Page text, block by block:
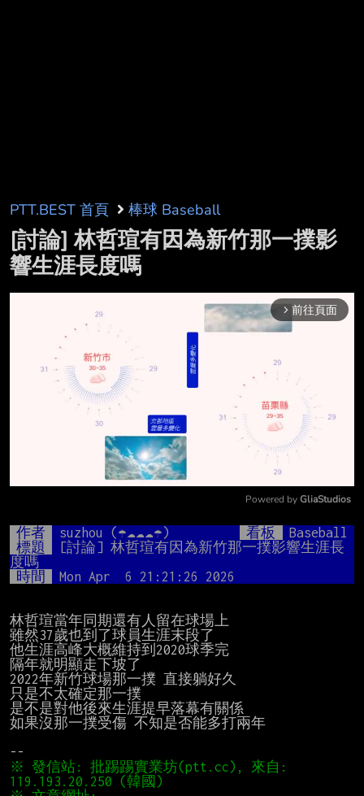
PTT.BEST 首頁 棒球 Baseball
[討論] 林哲瑄有因為新竹那一撲影
響生涯長度嗎
arrow_forward_ios 前往頁面
Mute
Powered by GliaStudios
作者 suzhou (☂☁☁☁☂) 看板
Baseball
標題
[討論] 林哲瑄有因為新竹那一撲影響生涯長
度嗎
時間
Mon Apr  6 21:21:26 2026
林哲瑄當年同期還有人留在球場上
雖然37歲也到了球員生涯末段了
他生涯高峰大概維持到2020球季完
隔年就明顯走下坡了
2022年新竹球場那一撲 直接躺好久
只是不太確定那一撲
是不是對他後來生涯提早落幕有關係
如果沒那一撲受傷 不知是否能多打兩年
※ 發信站: 批踢踢實業坊(ptt.cc), 來自: